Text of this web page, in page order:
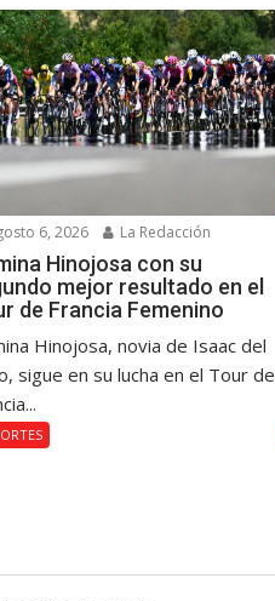
6, 2026 La Redacción
Hinojosa con su
mejor resultado en el
de Francia Femenino
Hinojosa, novia de Isaac del
sigue en su lucha en el Tour de